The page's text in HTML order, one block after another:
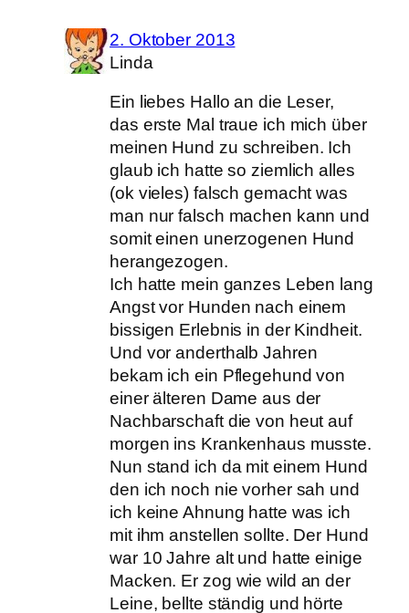
2. Oktober 2013
Linda
Ein liebes Hallo an die Leser,
das erste Mal traue ich mich über
meinen Hund zu schreiben. Ich
glaub ich hatte so ziemlich alles
(ok vieles) falsch gemacht was
man nur falsch machen kann und
somit einen unerzogenen Hund
herangezogen.
Ich hatte mein ganzes Leben lang
Angst vor Hunden nach einem
bissigen Erlebnis in der Kindheit.
Und vor anderthalb Jahren
bekam ich ein Pflegehund von
einer älteren Dame aus der
Nachbarschaft die von heut auf
morgen ins Krankenhaus musste.
Nun stand ich da mit einem Hund
den ich noch nie vorher sah und
ich keine Ahnung hatte was ich
mit ihm anstellen sollte. Der Hund
war 10 Jahre alt und hatte einige
Macken. Er zog wie wild an der
Leine, bellte ständig und hörte